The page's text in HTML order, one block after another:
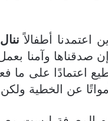
اعتمدنا أطفالاً
صدقناها وآمنا
اعتمادًا على ما
عن الخطية ولكن